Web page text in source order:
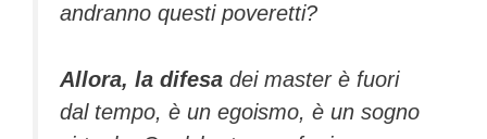
andranno questi poveretti?
Allora, la difesa dei master è fuori
dal tempo, è un egoismo, è un sogno